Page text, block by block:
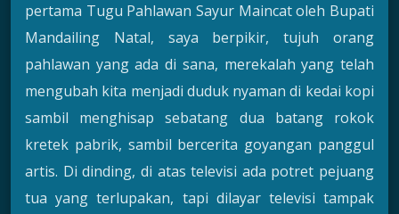
pertama Tugu Pahlawan Sayur Maincat oleh Bupati
Mandailing Natal, saya berpikir, tujuh orang
pahlawan yang ada di sana, merekalah yang telah
mengubah kita menjadi duduk nyaman di kedai kopi
sambil menghisap sebatang dua batang rokok
kretek pabrik, sambil bercerita goyangan panggul
artis. Di dinding, di atas televisi ada potret pejuang
tua yang terlupakan, tapi dilayar televisi tampak